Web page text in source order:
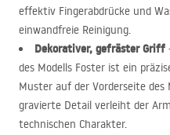
effektiv Fingerabdrücke und
einwandfreie Reinigung.
Dekorativer, gefräster Griff
des Modells Foster ist ein
Muster auf der Vorderseite des
gravierte Detail verleiht der
technischen Charakter.